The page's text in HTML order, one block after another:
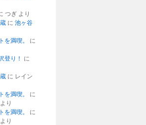
つぎより
に 池ヶ谷
満喫。
に
登り！ に
に レイン
満喫。
に
より
満喫。
に
より